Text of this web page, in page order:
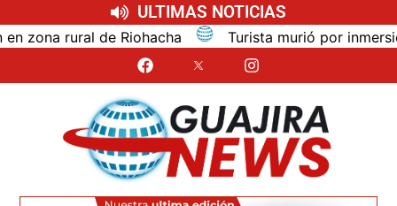
ULTIMAS NOTICIAS
rural de Riohacha Turista murió por inmersión